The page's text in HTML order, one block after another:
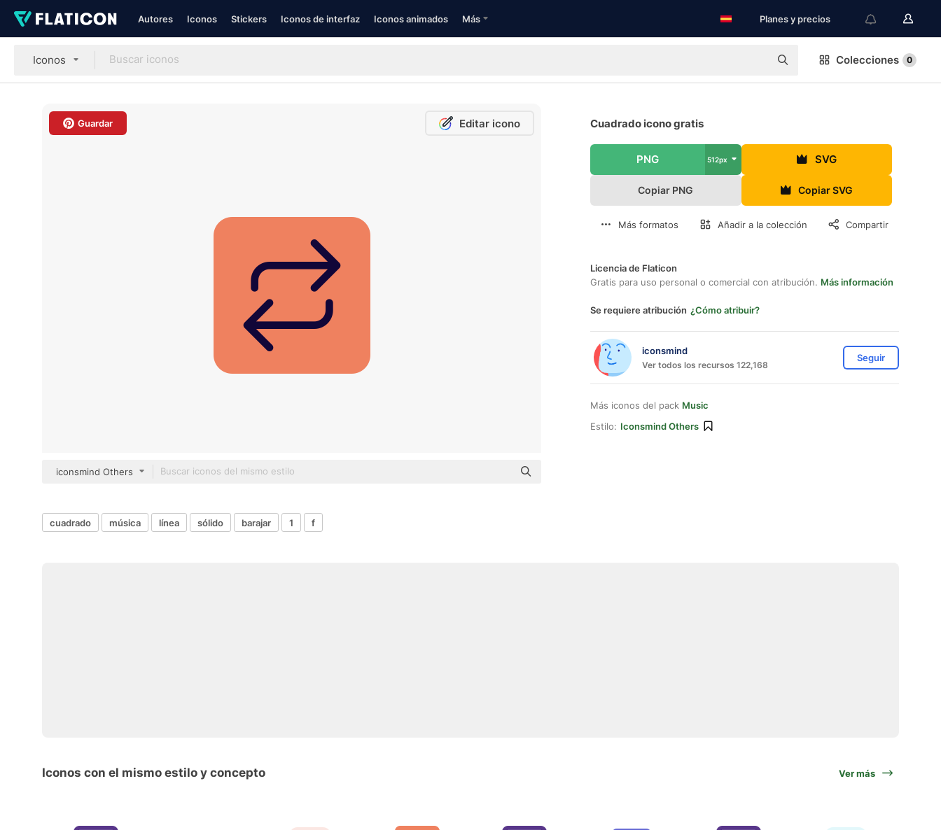
Autores Iconos Stickers Iconos de interfaz Iconos animados Más Planes y precios
Iconos Colecciones 0
Guardar Editar icono
iconsmind Others
Cuadrado icono gratis
PNG 512px SVG
Copiar PNG Copiar SVG
Más formatos Añadir a la colección Compartir
Licencia de Flaticon
Gratis para uso personal o comercial con atribución. Más información
Se requiere atribución ¿Cómo atribuir?
iconsmind
Ver todos los recursos 122,168
Seguir
Más iconos del pack Music
Estilo: Iconsmind Others
cuadrado música línea sólido barajar 1 f
Iconos con el mismo estilo y concepto Ver más